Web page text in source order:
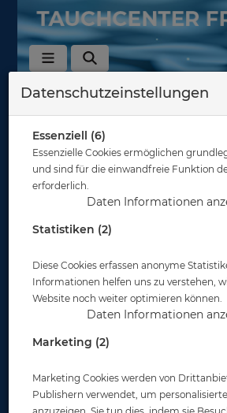
Zurück
Datenschutzeinstellungen
Essenziell (6)
Essenzielle Cookies ermöglichen
und sind für die einwandfreie Funktion
erforderlich.
Daten Informationen
Statistiken (2)
Diese Cookies erfassen anonyme
Informationen helfen uns zu verstehen,
Website noch weiter optimieren können.
Daten Informationen
Marketing (2)
Marketing Cookies werden von
Publishern verwendet, um